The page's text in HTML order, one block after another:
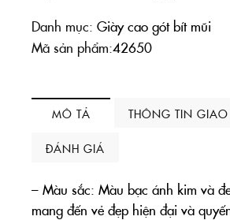
Danh mục: Giày cao gót bít mũi
Mã sản phẩm:42650
MÔ TẢ THÔNG TIN
ĐÁNH GIÁ
– Màu sắc: Màu bạc ánh kim và
mang đến vẻ đẹp hiện đại và